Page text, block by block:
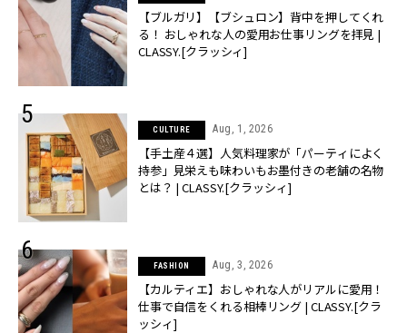
【ブルガリ】【ブシュロン】背中を押してくれ
る！ おしゃれな人の愛用お仕事リングを拝見 |
CLASSY.[クラッシィ]
CULTURE Aug, 1, 2026
【手土産４選】人気料理家が「パーティによく
持参」見栄えも味わいもお墨付きの老舗の名物
とは？ | CLASSY.[クラッシィ]
FASHION Aug, 3, 2026
【カルティエ】おしゃれな人がリアルに愛用！
仕事で自信をくれる相棒リング | CLASSY.[クラ
ッシィ]